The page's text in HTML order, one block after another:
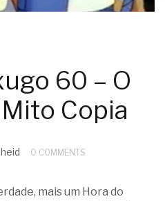
60 – O
Copia
0 COMMENTS
mais um Hora do